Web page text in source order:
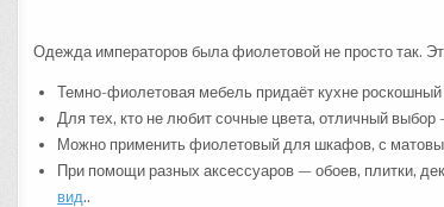
Одежда императоров была фиолетовой не просто так.
Темно-фиолетовая мебель придаёт кухне
Для тех, кто не любит сочные цвета, отличный выбор
Можно применить фиолетовый для шкафов, с
При помощи разных аксессуаров — обоев, плитки,
вид..